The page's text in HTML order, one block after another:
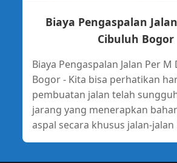
Biaya Pengaspalan
Cibuluh Bogor
Biaya Pengaspalan Jalan Per M
Bogor - Kita bisa perhatikan
pembuatan jalan telah
jarang yang menerapkan
aspal secara khusus jalan-jalan